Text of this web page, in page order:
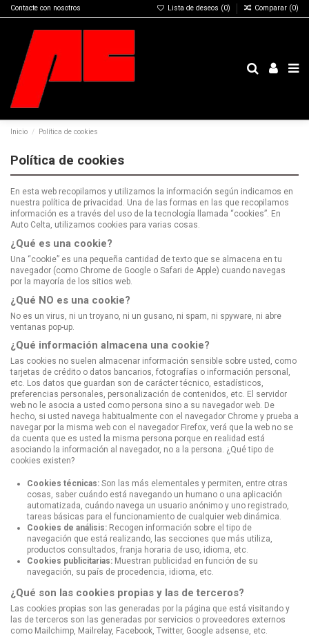
Contacte con nosotros Lista de deseos (0) Comparar (0)
Inicio Política de cookies
Política de cookies
En esta web recopilamos y utilizamos la información según indicamos en
nuestra política de privacidad. Una de las formas en las que recopilamos
información es a través del uso de la tecnología llamada “cookies”. En
Auto Celta, utilizamos cookies para varias cosas.
¿Qué es una cookie?
Una “cookie” es una pequeña cantidad de texto que se almacena en tu
navegador (como Chrome de Google o Safari de Apple) cuando navegas
por la mayoría de los sitios web.
¿Qué NO es una cookie?
No es un virus, ni un troyano, ni un gusano, ni spam, ni spyware, ni abre
ventanas pop-up.
¿Qué información almacena una cookie?
Las cookies no suelen almacenar información sensible sobre usted, como
tarjetas de crédito o datos bancarios, fotografías o información personal,
etc. Los datos que guardan son de carácter técnico, estadísticos,
preferencias personales, personalización de contenidos, etc. El servidor
web no le asocia a usted como persona sino a su navegador web. De
hecho, si usted navega habitualmente con el navegador Chrome y prueba a
navegar por la misma web con el navegador Firefox, verá que la web no se
da cuenta que es usted la misma persona porque en realidad está
asociando la información al navegador, no a la persona. ¿Qué tipo de
cookies existen?
Cookies técnicas: Son las más elementales y permiten, entre otras
cosas, saber cuándo está navegando un humano o una aplicación
automatizada, cuándo navega un usuario anónimo y uno registrado,
tareas básicas para el funcionamiento de cualquier web dinámica.
Cookies de análisis: Recogen información sobre el tipo de
navegación que está realizando, las secciones que más utiliza,
productos consultados, franja horaria de uso, idioma, etc.
Cookies publicitarias: Muestran publicidad en función de su
navegación, su país de procedencia, idioma, etc.
¿Qué son las cookies propias y las de terceros?
Las cookies propias son las generadas por la página que está visitando y
las de terceros son las generadas por servicios o proveedores externos
como Mailchimp, Mailrelay, Facebook, Twitter, Google adsense, etc.